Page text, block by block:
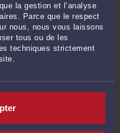
la gestion et l’analyse
Parce que le respect
nous, nous vous laissons
tous ou de les
techniques strictement